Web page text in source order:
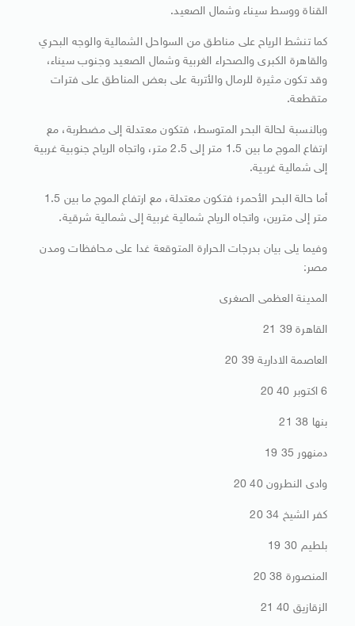
القناة ووسط سيناء وشمال الصعيد.
كما تنشط الرياح على مناطق من السواحل الشمالية والوجه البحري
والقاهرة الكبرى والصحراء الغربية وشمال الصعيد وجنوب سيناء،
وقد تكون مثيرة للرمال والأتربة على بعض المناطق على فترات
متقطعة.
وبالنسبة لحالة البحر المتوسط، فتكون معتدلة إلى مضطربة، مع
ارتفاع الموج ما بين 1.5 متر إلى 2.5 متر، واتجاه الرياح جنوبية غربية
إلى شمالية غربية.
أما حالة البحر الأحمر؛ فتكون معتدلة، مع ارتفاع الموج ما بين 1.5
متر إلى مترين، واتجاه الرياح شمالية غربية إلى شمالية شرقية.
وفيما يلى بيان بدرجات الحرارة المتوقعة غدا على محافظات ومدن
مصر:
المدينة العظمى الصغرى
القاهرة 39 21
العاصمة الادارية 39 20
6 اكتوبر 40 20
بنها 38 21
دمنهور 35 19
وادى النطرون 40 20
كفر الشيخ 34 20
بلطيم 30 19
المنصورة 38 20
الزقازيق 40 21